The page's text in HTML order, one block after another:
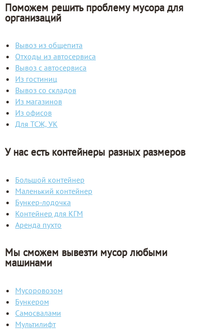
Поможем решить проблему мусора для
организаций
Вывоз из общепита
Отходы из автосервиса
Вывоз с автосервиса
Из гостиниц
Вывоз со складов
Из магазинов
Из офисов
Для ТСЖ, УК
У нас есть контейнеры разных размеров
Большой контейнер
Маленький контейнер
Бункер-лодочка
Контейнер для КГМ
Аренда пухто
Мы сможем вывезти мусор любыми
машинами
Мусоровозом
Бункером
Самосвалами
Мультилифт